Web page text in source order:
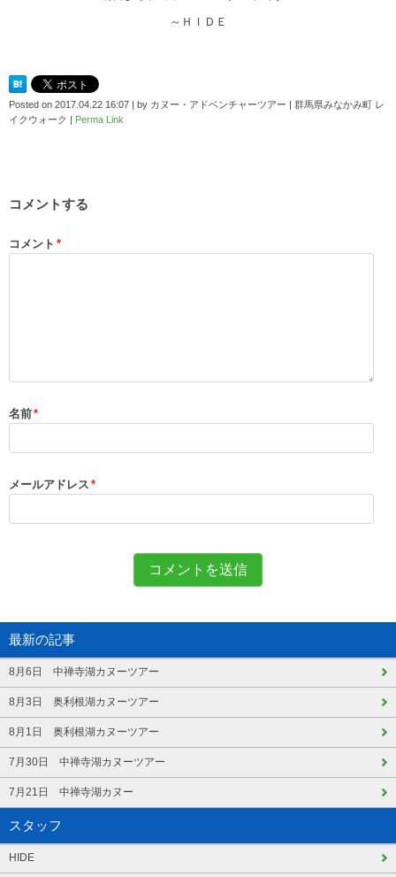
～ＨＩＤＥ
Posted on 2017.04.22 16:07 | by カヌー・アドベンチャーツアー | 群馬県みなかみ町 レ
イクウォーク | Perma Link
コメントする
コメント *
名前*
メールアドレス *
最新の記事
8月6日 中禅寺湖カヌーツアー
8月3日 奥利根湖カヌーツアー
8月1日 奥利根湖カヌーツアー
7月30日 中禅寺湖カヌーツアー
7月21日 中禅寺湖カヌー
スタッフ
HIDE